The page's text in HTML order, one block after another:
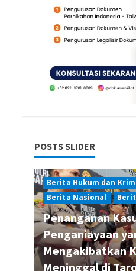
POSTS SLIDER
Berita Hukum dan
Berita Nasional
Penanganan
Penganiayaan
Mengakibatkan
Meninggal di